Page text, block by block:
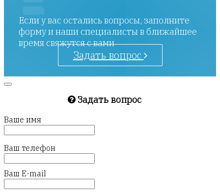
Если у вас остались вопросы, заполните
форму и наши специалисты в ближайшее
время свяжутся с вами
Задать вопрос
Задать вопрос
Ваше имя
Ваш телефон
Ваш E-mail